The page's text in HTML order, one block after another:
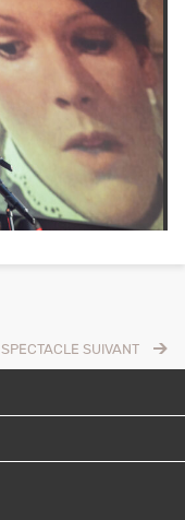
SPECTACLE SUIVANT